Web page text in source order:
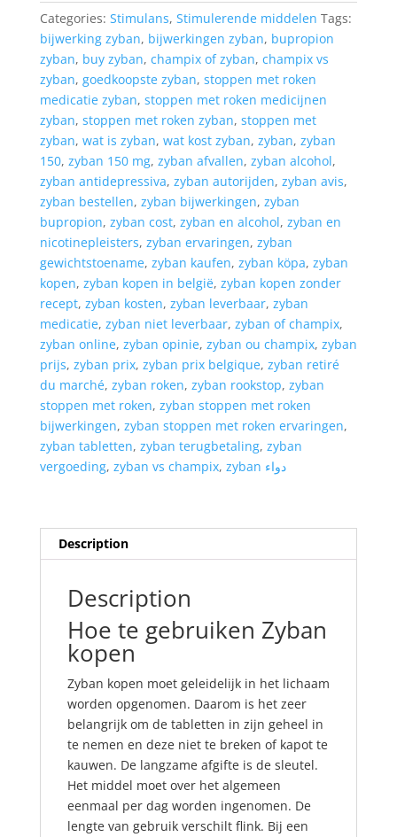
quantity
Categories: Stimulans, Stimulerende middelen Tags:
bijwerking zyban, bijwerkingen zyban, bupropion
zyban, buy zyban, champix of zyban, champix vs
zyban, goedkoopste zyban, stoppen met roken
medicatie zyban, stoppen met roken medicijnen
zyban, stoppen met roken zyban, stoppen met
zyban, wat is zyban, wat kost zyban, zyban, zyban
150, zyban 150 mg, zyban afvallen, zyban alcohol,
zyban antidepressiva, zyban autorijden, zyban avis,
zyban bestellen, zyban bijwerkingen, zyban
bupropion, zyban cost, zyban en alcohol, zyban en
nicotinepleisters, zyban ervaringen, zyban
gewichtstoename, zyban kaufen, zyban köpa, zyban
kopen, zyban kopen in belgië, zyban kopen zonder
recept, zyban kosten, zyban leverbaar, zyban
medicatie, zyban niet leverbaar, zyban of champix,
zyban online, zyban opinie, zyban ou champix, zyban
prijs, zyban prix, zyban prix belgique, zyban retiré
du marché, zyban roken, zyban rookstop, zyban
stoppen met roken, zyban stoppen met roken
bijwerkingen, zyban stoppen met roken ervaringen,
zyban tabletten, zyban terugbetaling, zyban
vergoeding, zyban vs champix, zyban دواء
Description
Description
Hoe te gebruiken Zyban
kopen
Zyban kopen moet geleidelijk in het lichaam
worden opgenomen. Daarom is het zeer
belangrijk om de tabletten in zijn geheel in
te nemen en deze niet te breken of kapot te
kauwen. De langzame afgifte is de sleutel.
Het middel moet over het algemeen
eenmaal per dag worden ingenomen. De
lengte van gebruik verschilt flink. Bij een